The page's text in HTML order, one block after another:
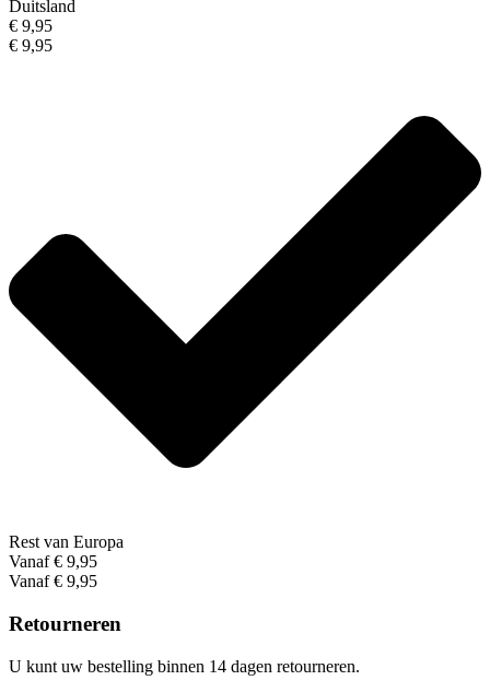
Duitsland
€ 9,95
€ 9,95
Rest van Europa
Vanaf € 9,95
Vanaf € 9,95
Retourneren
U kunt uw bestelling binnen 14 dagen retourneren.